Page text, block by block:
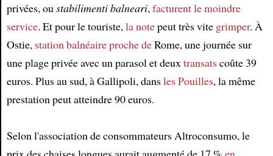
privées, oustabilimenti balneari,facturent le moindre
service. Et pour le touriste,la notepeut très vite grimper. À
Ostie, station balnéaireproche deRome, une journée sur
une plage privée avec un parasol et deuxtransatscoûte 39
euros. Plus au sud, à Gallipoli, dansles Pouilles, la même
prestation peut atteindre 90 euros.
Selon l'association de consommateurs Altroconsumo, le